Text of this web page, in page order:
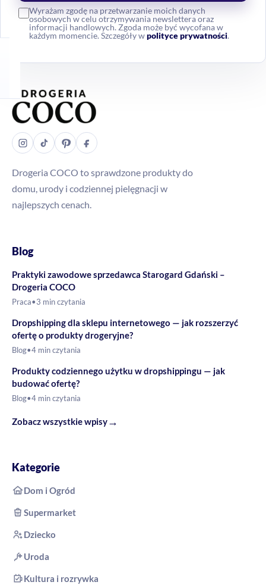
Wyrażam zgodę na przetwarzanie moich danych
osobowych w celu otrzymywania newslettera oraz
informacji handlowych. Zgoda może być wycofana w
każdym momencie. Szczegóły wpolityce prywatności.
Drogeria COCO to sprawdzone produkty do
domu, urody i codziennej pielęgnacji w
najlepszych cenach.
Blog
Praktyki zawodowe sprzedawca Starogard Gdański –
Drogeria COCO
Praca•3 min czytania
Dropshipping dla sklepu internetowego — jak rozszerzyć
ofertę o produkty drogeryjne?
Blog•4 min czytania
Produkty codziennego użytku w dropshippingu — jak
budować ofertę?
Blog•4 min czytania
Zobacz wszystkie wpisy→
Kategorie
Dom i Ogród
Supermarket
Dziecko
Uroda
Kultura i rozrywka